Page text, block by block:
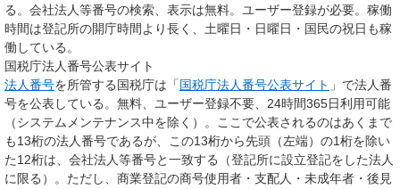
る。会社法人等番号の検索、表示は無料。ユーザー登録が必要。稼働
時間は登記所の開庁時間より長く、土曜日・日曜日・国民の祝日も稼
働している。
国税庁法人番号公表サイト
法人番号を所管する国税庁は「国税庁法人番号公表サイト 」で法人番
号を公表している。無料、ユーザー登録不要、24時間365日利用可能
（システムメンテナンス中を除く）。ここで公表されるのはあくまで
も13桁の法人番号であるが、この13桁から先頭（左端）の1桁を除い
た12桁は、会社法人等番号と一致する（登記所に設立登記をした法人
に限る）。ただし、商業登記の商号使用者・支配人・未成年者・後見